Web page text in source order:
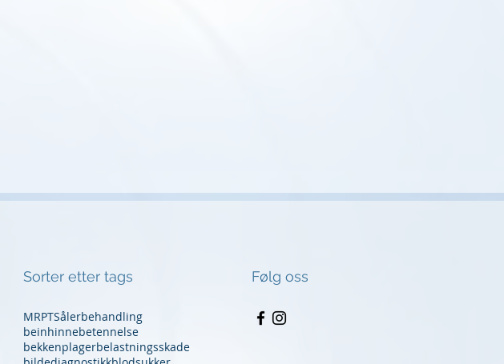
Sorter etter tags
MRPTSålerbehandling
beinhinnebetennelse
bekkenplagerbelastningsskade
Følg oss